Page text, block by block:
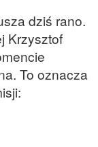
dziś rano.
Krzysztof
To oznacza